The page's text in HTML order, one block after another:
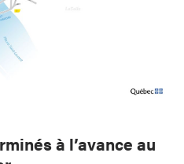
à l’avance au